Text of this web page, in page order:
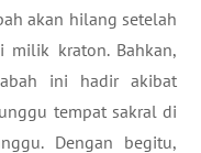
akan hilang setelah
milik kraton. Bahkan,
ini hadir akibat
tempat sakral di
Dengan begitu,